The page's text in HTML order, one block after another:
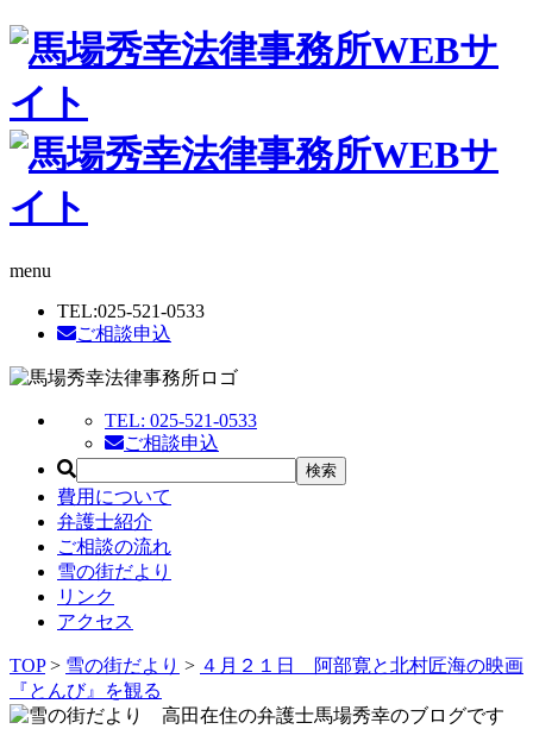
menu
TEL:025-521-0533
ご相談申込
TEL: 025-521-0533
ご相談申込
費用について
弁護士紹介
ご相談の流れ
雪の街だより
リンク
アクセス
TOP> 雪の街だより > ４月２１日 阿部寛と北村匠海の映画
『とんび』を観る